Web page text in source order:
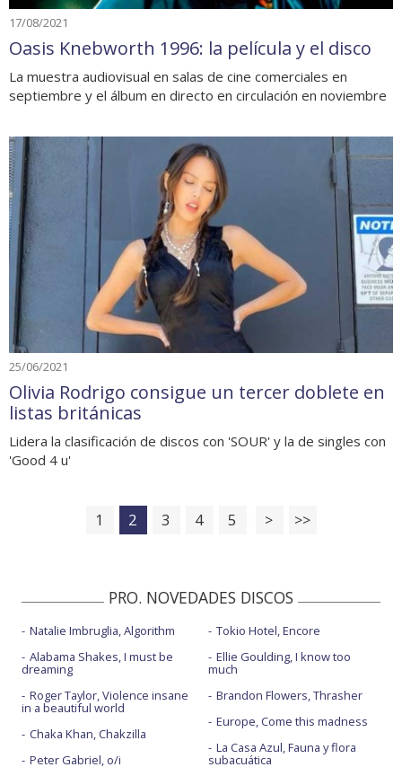
17/08/2021
Oasis Knebworth 1996: la película y el disco
La muestra audiovisual en salas de cine comerciales en
septiembre y el álbum en directo en circulación en noviembre
25/06/2021
Olivia Rodrigo consigue un tercer doblete en
listas británicas
Lidera la clasificación de discos con 'SOUR' y la de singles con
'Good 4 u'
1 2 3 4 5 > >>
PRO. NOVEDADES DISCOS
Natalie Imbruglia, Algorithm
Alabama Shakes, I must be
dreaming
Roger Taylor, Violence insane
in a beautiful world
Chaka Khan, Chakzilla
Peter Gabriel, o/i
Tokio Hotel, Encore
Ellie Goulding, I know too
much
Brandon Flowers, Thrasher
Europe, Come this madness
La Casa Azul, Fauna y flora
subacuática